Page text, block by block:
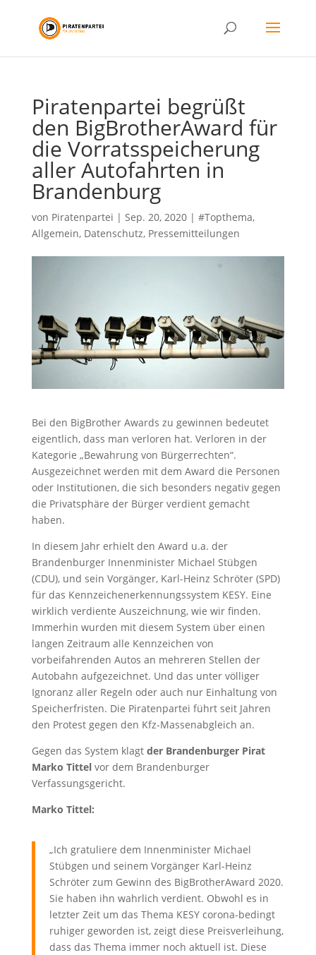
Piratenpartei begrüßt
den BigBrotherAward für
die Vorratsspeicherung
aller Autofahrten in
Brandenburg
von Piratenpartei | Sep. 20, 2020| #Topthema,
Allgemein, Datenschutz, Pressemitteilungen
Bei den BigBrother Awards zu gewinnen bedeutet
eigentlich, dass man verloren hat. Verloren in der
Kategorie „Bewahrung von Bürgerrechten“.
Ausgezeichnet werden mit dem Award die Personen
oder Institutionen, die sich besonders negativ gegen
die Privatsphäre der Bürger verdient gemacht
haben.
In diesem Jahr erhielt den Award u.a. der
Brandenburger Innenminister Michael Stübgen
(CDU), und sein Vorgänger, Karl-Heinz Schröter (SPD)
für das Kennzeichenerkennungssystem KESY. Eine
wirklich verdiente Auszeichnung, wie wir finden.
Immerhin wurden mit diesem System über einen
langen Zeitraum alle Kennzeichen von
vorbeifahrenden Autos an mehreren Stellen der
Autobahn aufgezeichnet. Und das unter völliger
Ignoranz aller Regeln oder auch nur Einhaltung von
Speicherfristen. Die Piratenpartei führt seit Jahren
den Protest gegen den Kfz-Massenabgleich an.
Gegen das System klagt der Brandenburger Pirat
Marko Tittelvor dem Brandenburger
Verfassungsgericht.
Marko Tittel:
„Ich gratuliere dem Innenminister Michael
Stübgen und seinem Vorgänger Karl-Heinz
Schröter zum Gewinn des BigBrotherAward 2020.
Sie haben ihn wahrlich verdient. Obwohl es in
letzter Zeit um das Thema KESY corona-bedingt
ruhiger geworden ist, zeigt diese Preisverleihung,
dass das Thema immer noch aktuell ist. Diese